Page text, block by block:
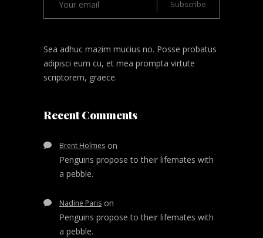
Sea adhuc mazim mucius no. Posse probatus
adipisci eum cu, et mea prompta virtute
scriptorem, graece.
Recent Comments
Brent Holmes on
Penguins propose to their lifemates with
a pebble.
Nadine Paris on
Penguins propose to their lifemates with
a pebble.